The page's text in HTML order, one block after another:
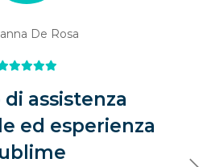
De Rosa
di assistenza
ed esperienza